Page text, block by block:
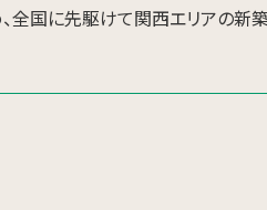
国に先駆けて関西エリアの新